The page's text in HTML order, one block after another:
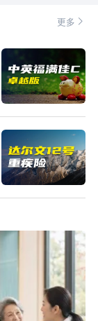
更多 